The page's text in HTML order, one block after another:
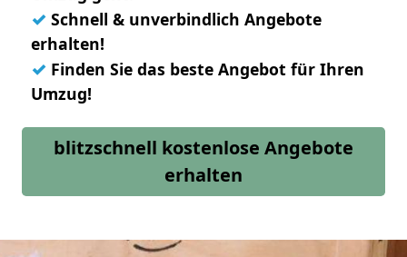
✓ Schnell & unverbindlich Angebote
erhalten!
✓ Finden Sie das beste Angebot für Ihren
Umzug!
blitzschnell kostenlose Angebote
erhalten